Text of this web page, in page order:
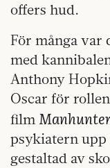
offers hud.
För många var
med
Anthony
Oscar för
film
psykiatern
gestaltad av